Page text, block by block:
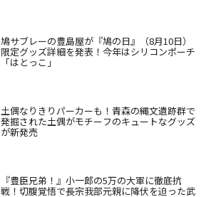
鳩サブレーの豊島屋が『鳩の日』（8月10日）
限定グッズ詳細を発表！今年はシリコンポーチ
「はとっこ」
土偶なりきりパーカーも！青森の縄文遺跡群で
発掘された土偶がモチーフのキュートなグッズ
が新発売
『豊臣兄弟！』小一郎の5万の大軍に徹底抗
戦！切腹覚悟で長宗我部元親に降伏を迫った武